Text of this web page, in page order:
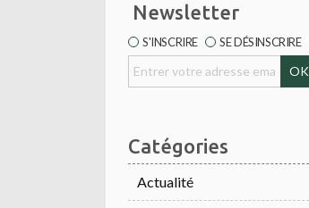
Newsletter
S'INSCRIRE SE DÉSINSCRIRE
Catégories
Actualité